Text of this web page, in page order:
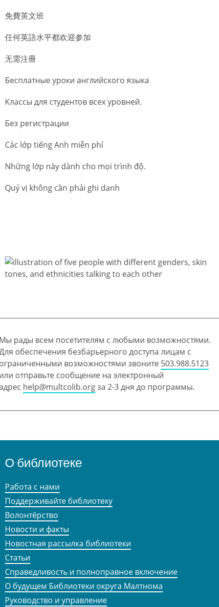
免費英文班
任何英語水平都欢迎参加
无需注冊
Бесплатные уроки английского языка
Классы для студентов всех уровней.
Без регистрации
Các lớp tiếng Anh miễn phí
Những lớp này dành cho mọi trình độ.
Quý vị không cần phải ghi danh
рады всем посетителям с любыми возможностями.
обеспечения безбарьерного доступа лицам с
возможностями звоните 503.988.5123
отправьте сообщение на электронный
help@multcolib.orgза 2-3 дня до программы.
О библиотеке
Работа с нами
Поддерживайте библиотеку
Волонтёрство
Новости и факты
Новостная рассылка библиотеки
Статьи
Справедливость и полноправное включение
О будущем Библиотеки округа Малтнома
Руководство и управление